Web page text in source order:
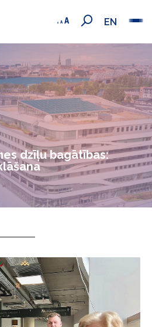
EN
dzīļu bagātības: